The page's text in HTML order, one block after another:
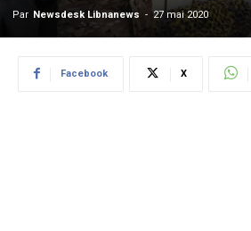
Par Newsdesk Libnanews - 27 mai 2020
Facebook X